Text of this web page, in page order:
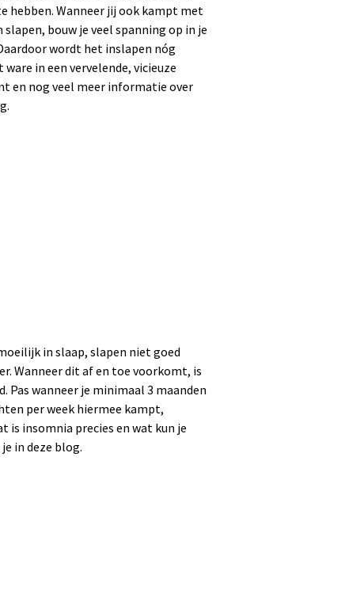
hebben. Wanneer jij ook kampt met
bouw je veel spanning op in je
wordt het inslapen nóg
in een vervelende, vicieuze
en nog veel meer informatie over
in slaap, slapen niet goed
Wanneer dit af en toe voorkomt, is
Pas wanneer je minimaal 3 maanden
per week hiermee kampt,
is insomnia precies en wat kun je
in deze blog.